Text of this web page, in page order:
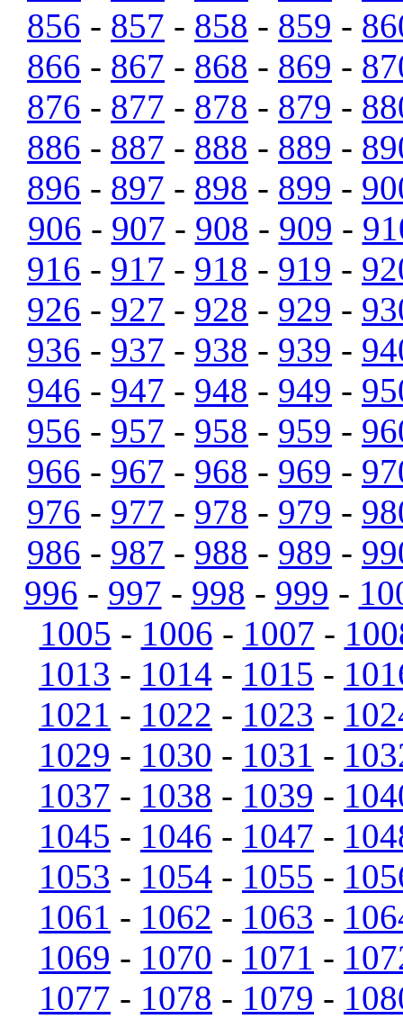
856 - 857 - 858 - 859 -
866 - 867 - 868 - 869 -
876 - 877 - 878 - 879 -
886 - 887 - 888 - 889 -
896 - 897 - 898 - 899 -
906 - 907 - 908 - 909 -
916 - 917 - 918 - 919 -
926 - 927 - 928 - 929 -
936 - 937 - 938 - 939 -
946 - 947 - 948 - 949 -
956 - 957 - 958 - 959 -
966 - 967 - 968 - 969 -
976 - 977 - 978 - 979 -
986 - 987 - 988 - 989 -
996 - 997 - 998 - 999 -
1005 - 1006 - 1007 -
1013 - 1014 - 1015 -
1021 - 1022 - 1023 -
1029 - 1030 - 1031 -
1037 - 1038 - 1039 -
1045 - 1046 - 1047 -
1053 - 1054 - 1055 -
1061 - 1062 - 1063 -
1069 - 1070 - 1071 -
1077 - 1078 - 1079 -